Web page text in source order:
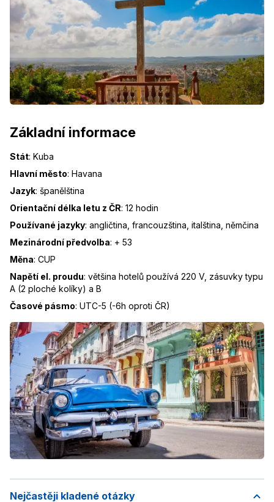
Základní informace
Stát: Kuba
Hlavní město: Havana
Jazyk: španělština
Orientační délka letu z ČR: 12 hodin
Používané jazyky: angličtina, francouzština, italština, němčina
Mezinárodní předvolba: + 53
Měna: CUP
Napětí el. proudu: většina hotelů používá 220 V, zásuvky typu
A (2 ploché kolíky) a B
Časové pásmo: UTC-5 (-6h oproti ČR)
Nejčastěji kladené otázky